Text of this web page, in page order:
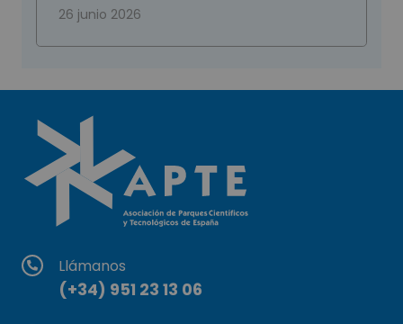
26 junio 2026
Llámanos
(+34) 951 23 13 06